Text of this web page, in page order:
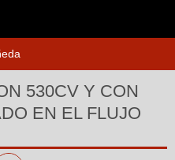
530CV Y CON
EN EL FLUJO